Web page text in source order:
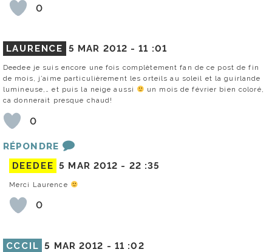
0
LAURENCE 5 MAR 2012 -11 :01
Deedee je suis encore une fois complètement fan de ce post de fin
de mois, j’aime particulièrement les orteils au soleil et la guirlande
lumineuse,… et puis la neige aussi
un mois de février bien coloré,
ca donnerait presque chaud!
0
RÉPONDRE
DEEDEE 5 MAR 2012 - 22 :35
Merci Laurence
0
CCCIL 5 MAR 2012 - 11 :02